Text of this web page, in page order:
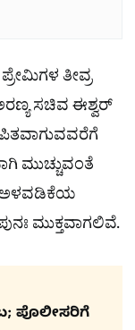
ತೀವ್ರ
ಅರಣ್ಯ ಸಚಿವ ಈಶ್ವರ್
ಮುಚ್ಚುವಂತೆ
ಅಳವಡಿಕೆಯ
ಮುಕ್ತವಾಗಲಿವೆ.
ಪೊಲೀಸರಿಗೆ